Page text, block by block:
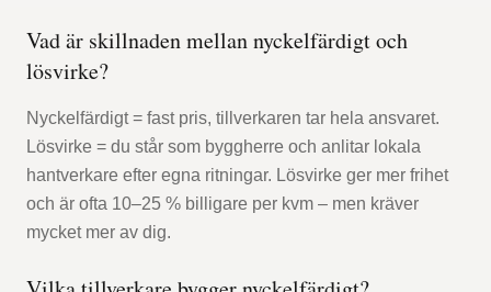
Vad är skillnaden mellan nyckelfärdigt och
lösvirke?
Nyckelfärdigt = fast pris, tillverkaren tar hela ansvaret.
Lösvirke = du står som byggherre och anlitar lokala
hantverkare efter egna ritningar. Lösvirke ger mer frihet
och är ofta 10–25 % billigare per kvm – men kräver
mycket mer av dig.